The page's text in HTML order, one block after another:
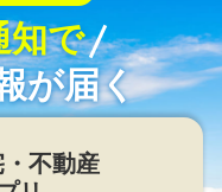
知で
が届く
不動産